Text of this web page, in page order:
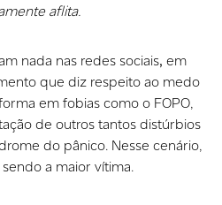
aflita.
nada nas redes sociais, em
que diz respeito ao medo
em fobias como o FOPO,
de outros tantos distúrbios
do pânico. Nesse cenário,
a maior vítima.